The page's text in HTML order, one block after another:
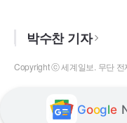
박수찬 기자
Copyright ⓒ 세계일보. 무단 전
Google